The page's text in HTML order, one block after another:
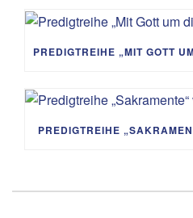
PREDIGTREIHE